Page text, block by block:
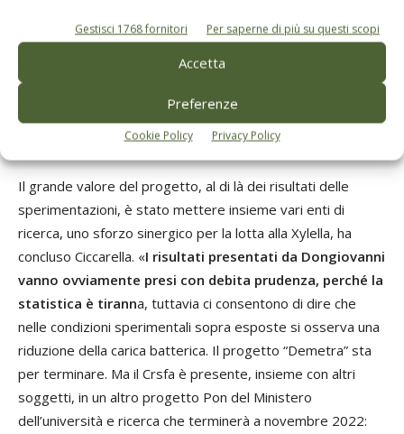
Gestisci 1768 fornitori Per saperne di più su questi scopi
Accetta
Preferenze
Cookie Policy Privacy Policy
tipo di valutazione per più anni, in modo da osservare il
comportamento delle piante e delle molecole e capire che
cosa accade».
Risultati da prendere con prudenza
Il grande valore del progetto, al di là dei risultati delle
sperimentazioni, è stato mettere insieme vari enti di
ricerca, uno sforzo sinergico per la lotta alla Xylella, ha
concluso Ciccarella. «I risultati presentati da Dongiovanni
vanno ovviamente presi con debita prudenza, perché la
statistica è tiranna, tuttavia ci consentono di dire che
nelle condizioni sperimentali sopra esposte si osserva una
riduzione della carica batterica. Il progetto “Demetra” sta
per terminare. Ma il Crsfa è presente, insieme con altri
soggetti, in un altro progetto Pon del Ministero
dell’università e ricerca che terminerà a novembre 2022: